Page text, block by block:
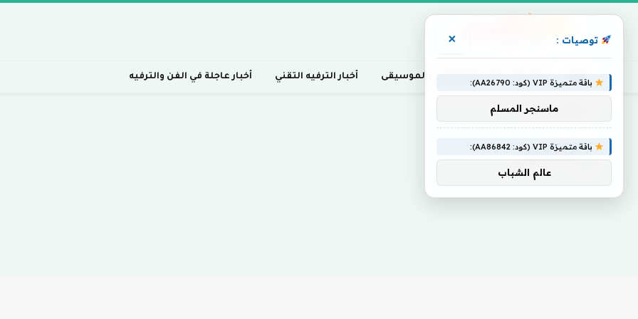
أخبار السينما، التلفزيون، والموسيقى أخبار الترفيه التقني أخبار عاجلة في الفن والترفيه
»إشكالين
إشكالين
توصيات : ×
باقة متميزة VIP (كود: AA26790):
ماسنجر المسلم
باقة متميزة VIP (كود: AA86842):
عالم الشباب